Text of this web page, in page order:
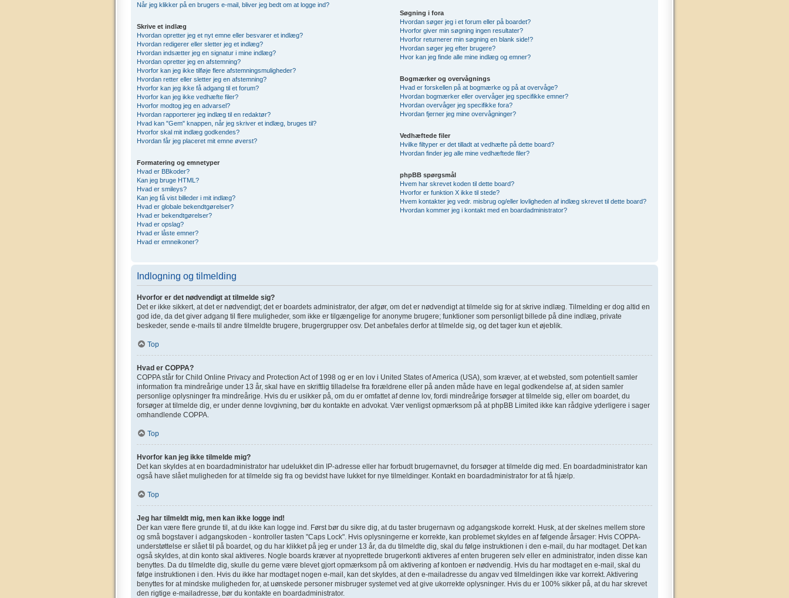
Når jeg klikker på en brugers e-mail, bliver jeg bedt om at logge ind?
Skrive et indlæg
Hvordan opretter jeg et nyt emne eller besvarer et indlæg?
Hvordan redigerer eller sletter jeg et indlæg?
Hvordan indsætter jeg en signatur i mine indlæg?
Hvordan opretter jeg en afstemning?
Hvorfor kan jeg ikke tilføje flere afstemningsmuligheder?
Hvordan retter eller sletter jeg en afstemning?
Hvorfor kan jeg ikke få adgang til et forum?
Hvorfor kan jeg ikke vedhæfte filer?
Hvorfor modtog jeg en advarsel?
Hvordan rapporterer jeg indlæg til en redaktør?
Hvad kan "Gem" knappen, når jeg skriver et indlæg, bruges til?
Hvorfor skal mit indlæg godkendes?
Hvordan får jeg placeret mit emne øverst?
Formatering og emnetyper
Hvad er BBkoder?
Kan jeg bruge HTML?
Hvad er smileys?
Kan jeg få vist billeder i mit indlæg?
Hvad er globale bekendtgørelser?
Hvad er bekendtgørelser?
Hvad er opslag?
Hvad er låste emner?
Hvad er emneikoner?
Søgning i fora
Hvordan søger jeg i et forum eller på boardet?
Hvorfor giver min søgning ingen resultater?
Hvorfor returnerer min søgning en blank side!?
Hvordan søger jeg efter brugere?
Hvor kan jeg finde alle mine indlæg og emner?
Bogmærker og overvågnings
Hvad er forskellen på at bogmærke og på at overvåge?
Hvordan bogmærker eller overvåger jeg specifikke emner?
Hvordan overvåger jeg specifikke fora?
Hvordan fjerner jeg mine overvågninger?
Vedhæftede filer
Hvilke filtyper er det tilladt at vedhæfte på dette board?
Hvordan finder jeg alle mine vedhæftede filer?
phpBB spørgsmål
Hvem har skrevet koden til dette board?
Hvorfor er funktion X ikke til stede?
Hvem kontakter jeg vedr. misbrug og/eller lovligheden af indlæg skrevet til dette board?
Hvordan kommer jeg i kontakt med en boardadministrator?
Indlogning og tilmelding
Hvorfor er det nødvendigt at tilmelde sig?
Det er ikke sikkert, at det er nødvendigt; det er boardets administrator, der afgør, om det er nødvendigt at tilmelde sig for at skrive indlæg. Tilmelding er dog altid en
god ide, da det giver adgang til flere muligheder, som ikke er tilgængelige for anonyme brugere; funktioner som personligt billede på dine indlæg, private
beskeder, sende e-mails til andre tilmeldte brugere, brugergrupper osv. Det anbefales derfor at tilmelde sig, og det tager kun et øjeblik.
Top
Hvad er COPPA?
COPPA står for Child Online Privacy and Protection Act of 1998 og er en lov i United States of America (USA), som kræver, at et websted, som potentielt samler
information fra mindreårige under 13 år, skal have en skriftlig tilladelse fra forældrene eller på anden måde have en legal godkendelse af, at siden samler
personlige oplysninger fra mindreårige. Hvis du er usikker på, om du er omfattet af denne lov, fordi mindreårige forsøger at tilmelde sig, eller om boardet, du
forsøger at tilmelde dig, er under denne lovgivning, bør du kontakte en advokat. Vær venligst opmærksom på at phpBB Limited ikke kan rådgive yderligere i sager
omhandlende COPPA.
Top
Hvorfor kan jeg ikke tilmelde mig?
Det kan skyldes at en boardadministrator har udelukket din IP-adresse eller har forbudt brugernavnet, du forsøger at tilmelde dig med. En boardadministrator kan
også have slået muligheden for at tilmelde sig fra og bevidst have lukket for nye tilmeldinger. Kontakt en boardadministrator for at få hjælp.
Top
Jeg har tilmeldt mig, men kan ikke logge ind!
Der kan være flere grunde til, at du ikke kan logge ind. Først bør du sikre dig, at du taster brugernavn og adgangskode korrekt. Husk, at der skelnes mellem store
og små bogstaver i adgangskoden - kontroller tasten "Caps Lock". Hvis oplysningerne er korrekte, kan problemet skyldes en af følgende årsager: Hvis COPPA-
understøttelse er slået til på boardet, og du har klikket på jeg er under 13 år, da du tilmeldte dig, skal du følge instruktionen i den e-mail, du har modtaget. Det kan
også skyldes, at din konto skal aktiveres. Nogle boards kræver at nyoprettede brugerkonti aktiveres af enten brugeren selv eller en administrator, inden disse kan
benyttes. Da du tilmeldte dig, skulle du gerne være blevet gjort opmærksom på om aktivering af kontoen er nødvendig. Hvis du har modtaget en e-mail, skal du
følge instruktionen i den. Hvis du ikke har modtaget nogen e-mail, kan det skyldes, at den e-mailadresse du angav ved tilmeldingen ikke var korrekt. Aktivering
benyttes for at mindske muligheden for, at uønskede personer misbruger systemet ved at give ukorrekte oplysninger. Hvis du er 100% sikker på, at du har skrevet
den rigtige e-mailadresse, bør du kontakte en boardadministrator.